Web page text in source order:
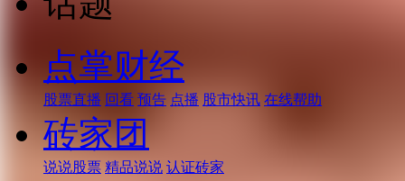
点掌财经
股票直播 回看 预告 点播 股市快讯 在线帮助
砖家团
说说股票 精品说说 认证砖家